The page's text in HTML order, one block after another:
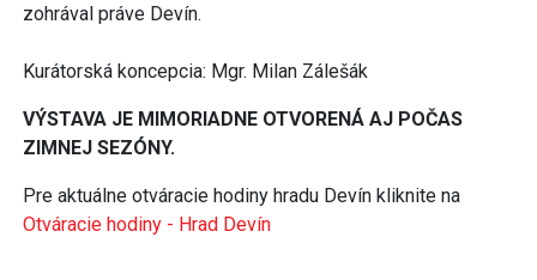
zohrával práve Devín.
Kurátorská koncepcia: Mgr. Milan Zálešák
VÝSTAVA JE MIMORIADNE OTVORENÁ AJ POČAS
ZIMNEJ SEZÓNY.
Pre aktuálne otváracie hodiny hradu Devín kliknite na
Otváracie hodiny - Hrad Devín